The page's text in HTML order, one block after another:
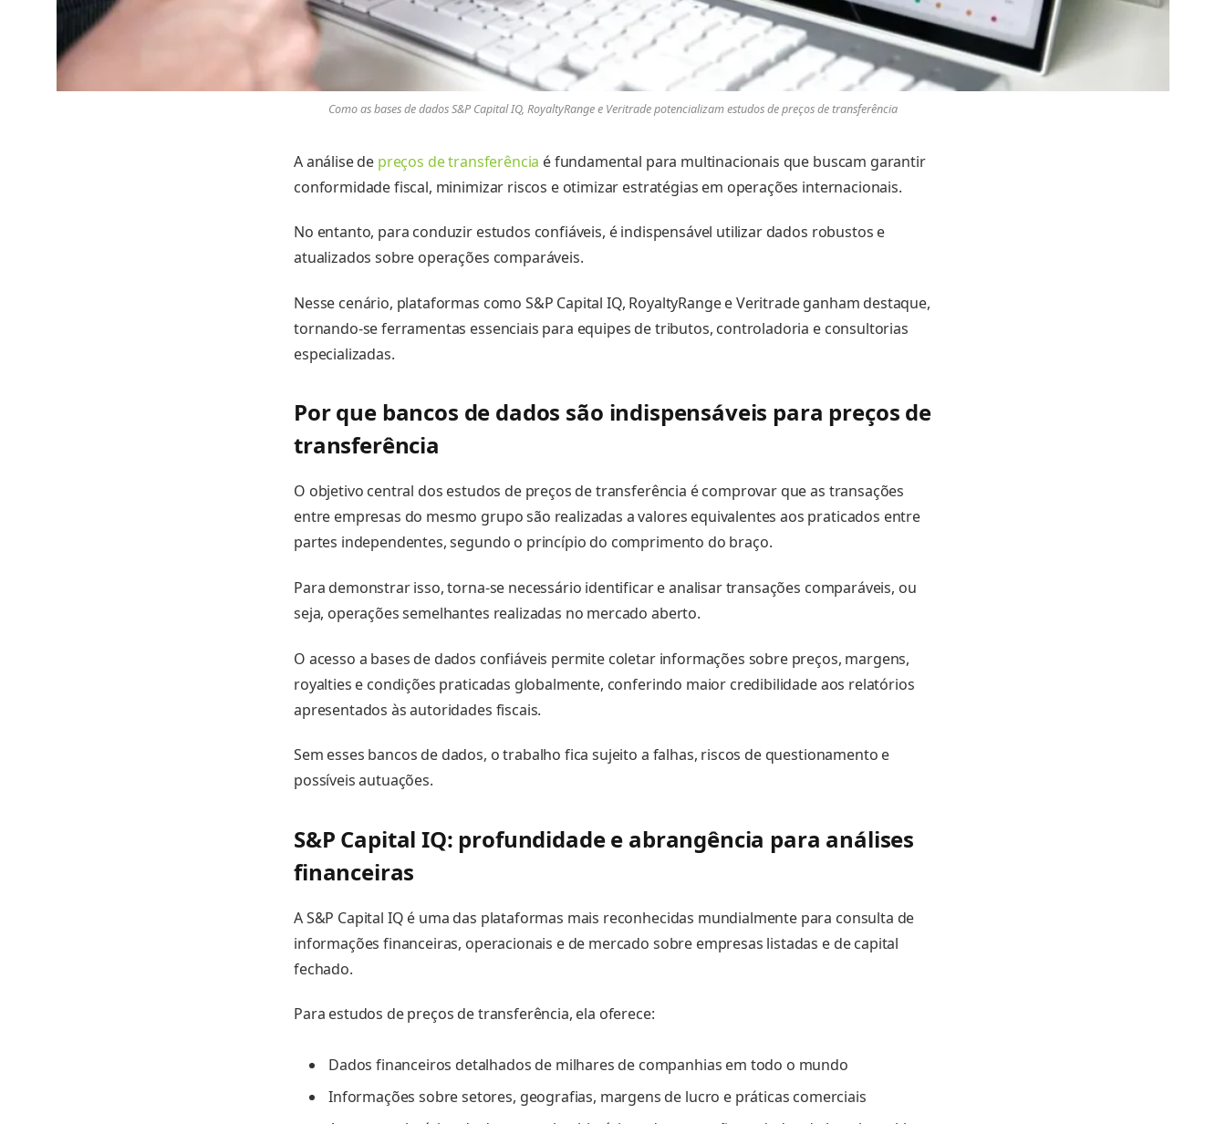
Como as bases de dados S&P Capital IQ, RoyaltyRange e Veritrade potencializam estudos de preços de transferência
A análise de preços de transferência é fundamental para multinacionais que buscam garantir
conformidade fiscal, minimizar riscos e otimizar estratégias em operações internacionais.
No entanto, para conduzir estudos confiáveis, é indispensável utilizar dados robustos e
atualizados sobre operações comparáveis.
Nesse cenário, plataformas como S&P Capital IQ, RoyaltyRange e Veritrade ganham destaque,
tornando-se ferramentas essenciais para equipes de tributos, controladoria e consultorias
especializadas.
Por que bancos de dados são indispensáveis para preços de
transferência
O objetivo central dos estudos de preços de transferência é comprovar que as transações
entre empresas do mesmo grupo são realizadas a valores equivalentes aos praticados entre
partes independentes, segundo o princípio do comprimento do braço.
Para demonstrar isso, torna-se necessário identificar e analisar transações comparáveis, ou
seja, operações semelhantes realizadas no mercado aberto.
O acesso a bases de dados confiáveis permite coletar informações sobre preços, margens,
royalties e condições praticadas globalmente, conferindo maior credibilidade aos relatórios
apresentados às autoridades fiscais.
Sem esses bancos de dados, o trabalho fica sujeito a falhas, riscos de questionamento e
possíveis autuações.
S&P Capital IQ: profundidade e abrangência para análises
financeiras
A S&P Capital IQ é uma das plataformas mais reconhecidas mundialmente para consulta de
informações financeiras, operacionais e de mercado sobre empresas listadas e de capital
fechado.
Para estudos de preços de transferência, ela oferece:
Dados financeiros detalhados de milhares de companhias em todo o mundo
Informações sobre setores, geografias, margens de lucro e práticas comerciais